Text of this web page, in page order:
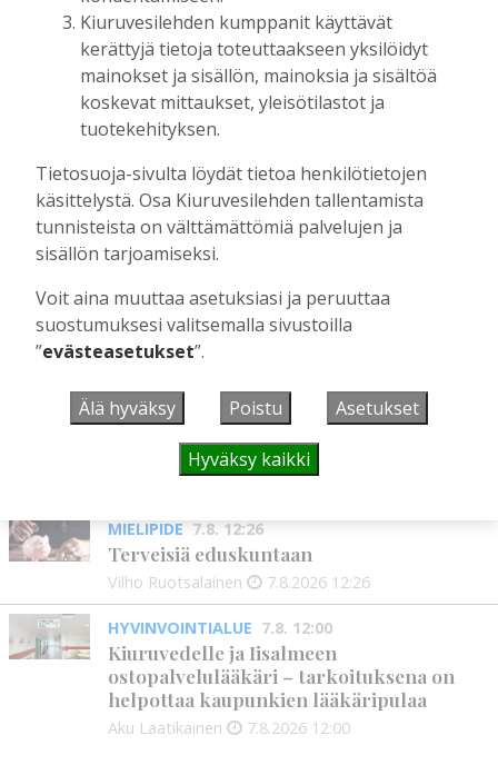
UUSIMMAT
KULTTUURI
Mörkö Majori ja muuta mukavaa –
Eloajeluissa riitti nähtävää ja kuultavaa
vanhan ajan työnäytöksistä ja
veteraanitraktoreista Finlandia-hymniin
Riitta Airaksinen 10.8.2026 10:46
Vakioasiakkaat ovat yrityksen kivijalka –
JP-Autohuollossa juhlittiin 20-vuotista
yrittäjyyttä
JALKAPALLO 7:30
KiuPan peleissä verkot tötteröllä
MIELIPIDE 7.8. 12:26
Terveisiä eduskuntaan
Vilho Ruotsalainen 7.8.2026 12:26
HYVINVOINTIALUE 7.8. 12:00
Kiuruvedelle ja Iisalmeen
ostopalvelulääkäri – tarkoituksena on
helpottaa kaupunkien lääkäripulaa
Aku Laatikainen 7.8.2026 12:00
Kiuruvesilehden kumppanit käyttävät
kerättyjä tietoja toteuttaakseen yksilöidyt
mainokset ja sisällön, mainoksia ja sisältöä
koskevat mittaukset, yleisötilastot ja
tuotekehityksen.
Tietosuoja-sivulta löydät tietoa henkilötietojen
käsittelystä. Osa Kiuruvesilehden tallentamista
tunnisteista on välttämättömiä palvelujen ja
sisällön tarjoamiseksi.
Voit aina muuttaa asetuksiasi ja peruuttaa
suostumuksesi valitsemalla sivustoilla
”evästeasetukset”.
Älä hyväksy Poistu Asetukset
Hyväksy kaikki